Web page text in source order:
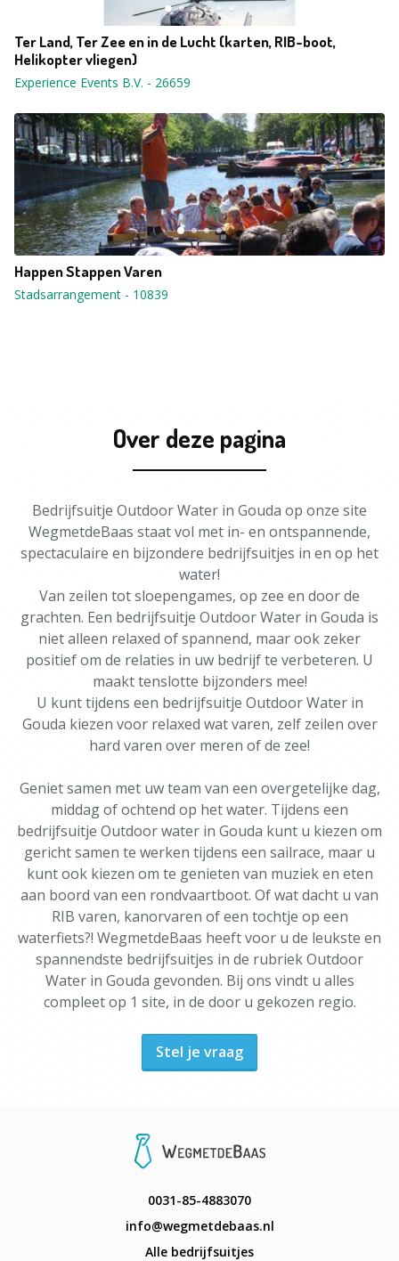
Ter Land, Ter Zee en in de Lucht (karten, RIB-boot,
Helikopter vliegen)
Experience Events B.V. - 26659
Happen Stappen Varen
Stadsarrangement - 10839
Over deze pagina
Bedrijfsuitje Outdoor Water in Gouda op onze site
WegmetdeBaas staat vol met in- en ontspannende,
spectaculaire en bijzondere bedrijfsuitjes in en op het
water!
Van zeilen tot sloepengames, op zee en door de
grachten. Een bedrijfsuitje Outdoor Water in Gouda is
niet alleen relaxed of spannend, maar ook zeker
positief om de relaties in uw bedrijf te verbeteren. U
maakt tenslotte bijzonders mee!
U kunt tijdens een bedrijfsuitje Outdoor Water in
Gouda kiezen voor relaxed wat varen, zelf zeilen over
hard varen over meren of de zee!
Geniet samen met uw team van een overgetelijke dag,
middag of ochtend op het water. Tijdens een
bedrijfsuitje Outdoor water in Gouda kunt u kiezen om
gericht samen te werken tijdens een sailrace, maar u
kunt ook kiezen om te genieten van muziek en eten
aan boord van een rondvaartboot. Of wat dacht u van
RIB varen, kanorvaren of een tochtje op een
waterfiets?! WegmetdeBaas heeft voor u de leukste en
spannendste bedrijfsuitjes in de rubriek Outdoor
Water in Gouda gevonden. Bij ons vindt u alles
compleet op 1 site, in de door u gekozen regio.
Stel je vraag
0031-85-4883070
info@wegmetdebaas.nl
Alle bedrijfsuitjes